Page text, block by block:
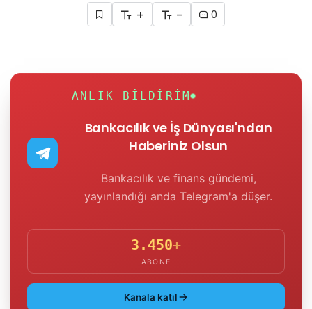
+ - 0
ANLIK BILDIRIM
Bankacılık ve İş Dünyası'ndan
Haberiniz Olsun
Bankacılık ve finans gündemi,
yayınlandığı anda Telegram'a düşer.
3.450+
ABONE
Kanala katıl